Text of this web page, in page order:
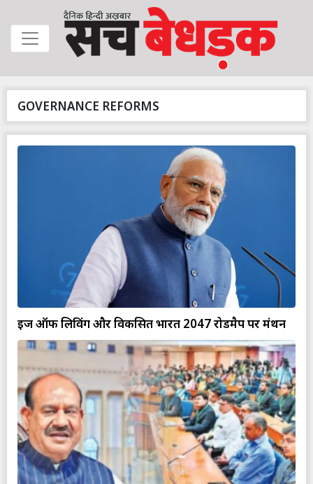
GOVERNANCE REFORMS
ईज ऑफ लिविंग और विकसित भारत 2047 रोडमैप पर मंथन